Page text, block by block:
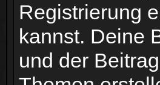
Registrierung
kannst. Deine
und der